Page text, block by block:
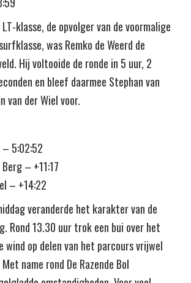
klasse, de opvolger van de voormalige
was Remko de Weerd de
Hij voltooide de ronde in 5 uur, 2
en bleef daarmee Stephan van
van der Wiel voor.
– 5:02:52
– +11:17
– +14:22
veranderde het karakter van de
Rond 13.30 uur trok een bui over het
wind op delen van het parcours vrijwel
name rond De Razende Bol